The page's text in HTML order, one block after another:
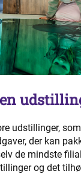
en
udstillinger,
der kan
de mindste
og det